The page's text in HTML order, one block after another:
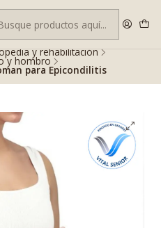
$100.000. Revisa las condiciones.
y rehabilitación
y hombro
para Epicondilitis